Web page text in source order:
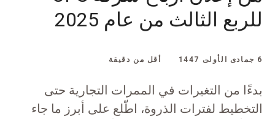
للربع الثالث من عام 2025
6 جمادى الأولى 1447 أقل من دقيقة
بدءًا من التغيرات في الممرات التجارية حتى
التخطيط لفترات الذروة، اطّلع على أبرز ما جاء